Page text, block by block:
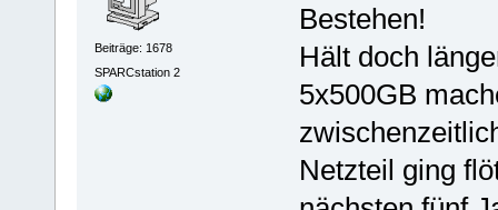
Beiträge: 1678
SPARCstation 2
Bestehen!
Hält doch
5x500GB
Netzteil ging